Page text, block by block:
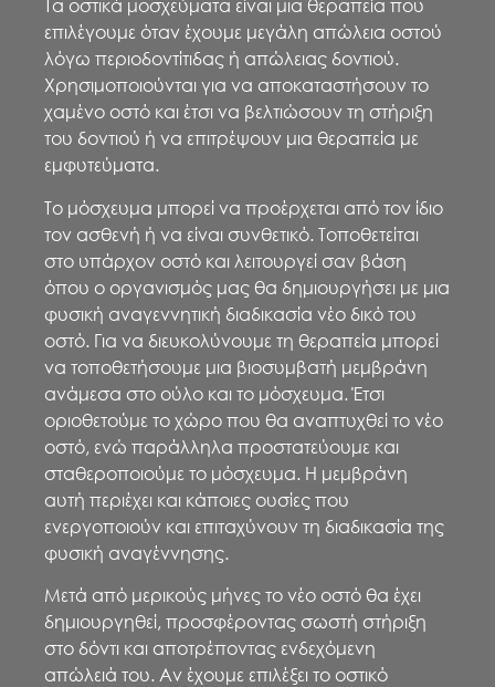
Τα οστικά μοσχεύματα είναι μια θεραπεία που
επιλέγουμε όταν έχουμε μεγάλη απώλεια οστού
λόγω περιοδοντίτιδας ή απώλειας δοντιού.
Χρησιμοποιούνται για να αποκαταστήσουν το
χαμένο οστό και έτσι να βελτιώσουν τη στήριξη
του δοντιού ή να επιτρέψουν μια θεραπεία με
εμφυτεύματα.
Το μόσχευμα μπορεί να προέρχεται από τον ίδιο
τον ασθενή ή να είναι συνθετικό. Τοποθετείται
στο υπάρχον οστό και λειτουργεί σαν βάση
όπου ο οργανισμός μας θα δημιουργήσει με μια
φυσική αναγεννητική διαδικασία νέο δικό του
οστό. Για να διευκολύνουμε τη θεραπεία μπορεί
να τοποθετήσουμε μια βιοσυμβατή μεμβράνη
ανάμεσα στο ούλο και το μόσχευμα. Έτσι
οριοθετούμε το χώρο που θα αναπτυχθεί το νέο
οστό, ενώ παράλληλα προστατεύουμε και
σταθεροποιούμε το μόσχευμα. Η μεμβράνη
αυτή περιέχει και κάποιες ουσίες που
ενεργοποιούν και επιταχύνουν τη διαδικασία της
φυσική αναγέννησης.
Μετά από μερικούς μήνες το νέο οστό θα έχει
δημιουργηθεί, προσφέροντας σωστή στήριξη
στο δόντι και αποτρέποντας ενδεχόμενη
απώλειά του. Αν έχουμε επιλέξει το οστικό